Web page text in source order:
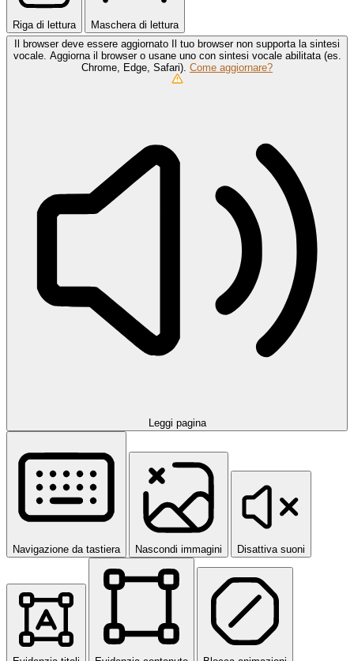
Riga di lettura
Maschera di lettura
Il browser deve essere aggiornato Il tuo browser non supporta la sintesi
vocale. Aggiorna il browser o usane uno con sintesi vocale abilitata (es.
Chrome, Edge, Safari). Come aggiornare?
Leggi pagina
Navigazione da tastiera Nascondi immagini Disattiva suoni